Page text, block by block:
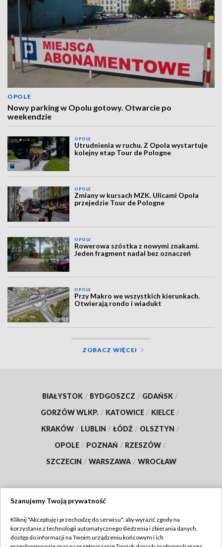
OPOLE
Nowy parking w Opolu gotowy. Otwarcie po
weekendzie
OPOLE
Utrudnienia w ruchu. Z Opola wystartuje
kolejny etap Tour de Pologne
OPOLE
Zmiany w kursach MZK. Ulicami Opola
przejedzie Tour de Pologne
OPOLE
Rowerowa szóstka z nowymi znakami.
Jeden fragment nadal bez oznaczeń
OPOLE
Przy Makro we wszystkich kierunkach.
Otwierają rondo i wiadukt
ZOBACZ WIĘCEJ
BIAŁYSTOK / BYDGOSZCZ / GDAŃSK /
GORZÓW WLKP. / KATOWICE / KIELCE /
KRAKÓW / LUBLIN / ŁÓDŹ / OLSZTYN /
OPOLE / POZNAŃ / RZESZÓW /
SZCZECIN / WARSZAWA / WROCŁAW
TVP
Szanujemy Twoją prywatność
Kliknij "Akceptuję i przechodzę do serwisu", aby wyrazić zgody na
korzystanie z technologii automatycznego śledzenia i zbierania danych,
dostęp do informacji na Twoim urządzeniu końcowym i ich